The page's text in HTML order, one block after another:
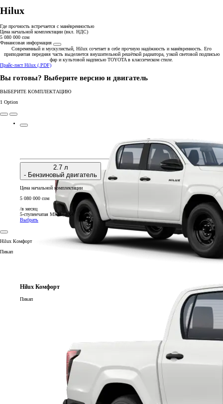
Hilux
Где прочность встречается с манёвренностью
Цена начальной комплектации (вкл. НДС)
5 080 000 сом
Финансовая информация
Современный и мускулистый, Hilux сочетает в себе прочную надёжность и манёвренность. Его
приподнятая передняя часть выделяется внушительной решёткой радиатора, узкой световой подписью
фар и культовой надписью TOYOTA в классическом стиле.
Прайс-лист Hilux (.PDF)
Вы готовы? Выберите версию и двигатель
ВЫБЕРИТЕ КОМПЛЕКТАЦИЮ
1 Option
Hilux Комфорт
Пикап
2.7 л
- Бензиновый двигатель
Цена начальной комплектации
5 080 000 сом
/в месяц
5-ступенчатая МКП | 4X4
Выбрать
Hilux Комфорт
Пикап